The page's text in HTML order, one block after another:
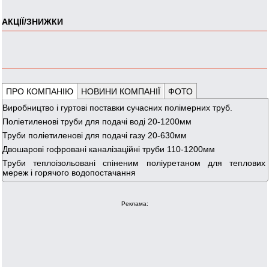
АКЦІЇ/ЗНИЖКИ
ПРО КОМПАНІЮ НОВИНИ КОМПАНІЇ
ФОТО
Виробництво і гуртові поставки сучасних полімерних труб.
Поліетиленові труби для подачі воді 20-1200мм
Труби поліетиленові для подачі газу 20-630мм
Двошарові гофровані каналізаційні труби 110-1200мм
Труби теплоізольовані спіненим поліуретаном для теплових
мереж і горячого водопостачання
Реклама: